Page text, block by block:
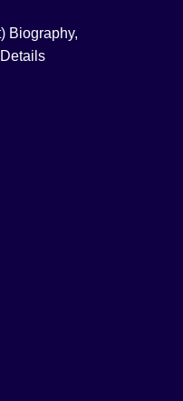
Biography,